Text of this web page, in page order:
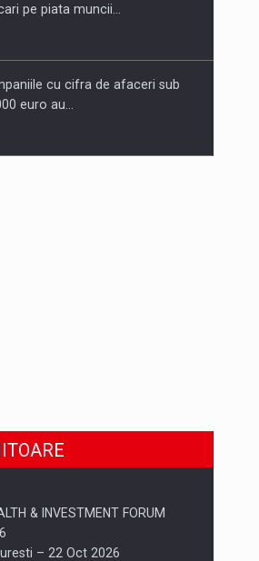
pe piata muncii…
cu cifra de afaceri sub
euro au…
& INVESTMENT FORUM
– 22 Oct 2026